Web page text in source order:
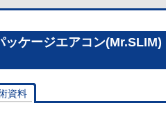
ッケージエアコン
資料